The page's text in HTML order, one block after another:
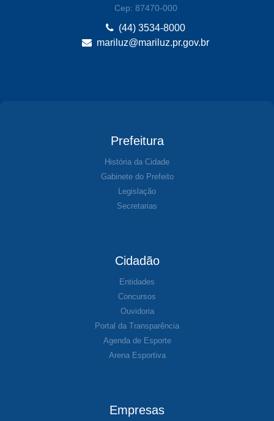
Cep: 87470-000
(44) 3534-8000
mariluz@mariluz.pr.gov.br
Prefeitura
História da Cidade
Gabinete do Prefeito
Legislação
Secretarias
Cidadão
Entidades
Concursos
Ouvidoria
Portal da Transparência
Agenda de Esporte
Arena Esportiva
Empresas